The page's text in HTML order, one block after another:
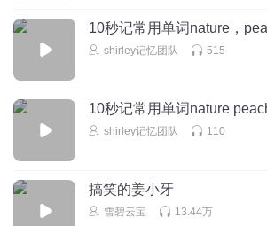
10秒记常用单词nature，
shirley记忆团队 515
10秒记常用单词nature
shirley记忆团队 110
搞笑的姜小牙
雪碧云宝 13.44万